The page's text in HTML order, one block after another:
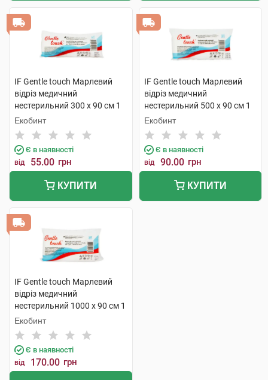
IF Gentle touch Марлевий
відріз медичний
нестерильний 300 х 90 см 1
шт
Екобинт
Є в наявності
від 55.00 грн
КУПИТИ
IF Gentle touch Марлевий
відріз медичний
нестерильний 500 х 90 см 1
шт
Екобинт
Є в наявності
від 90.00 грн
КУПИТИ
IF Gentle touch Марлевий
відріз медичний
нестерильний 1000 х 90 см 1
шт
Екобинт
Є в наявності
від 170.00 грн